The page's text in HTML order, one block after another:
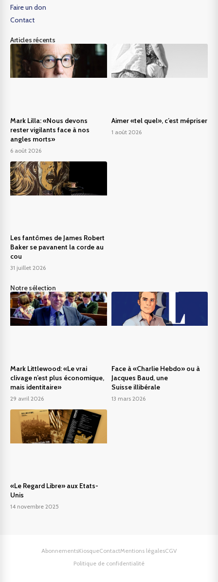
Faire un don
Contact
Articles récents
Mark Lilla: «Nous devons
rester vigilants face à nos
angles morts»
6 août 2026
Aimer «tel quel», c’est mépriser
1 août 2026
Les fantômes de James Robert
Baker se pavanent la corde au
cou
31 juillet 2026
Notre sélection
Mark Littlewood: «Le vrai
clivage n’est plus économique,
mais identitaire»
29 avril 2026
Face à «Charlie Hebdo» ou à
Jacques Baud, une
Suisse illibérale
13 mars 2026
«Le Regard Libre» aux Etats-
Unis
14 novembre 2025
AbonnementsKiosqueContactMentions légalesCGV
Politique de confidentialité